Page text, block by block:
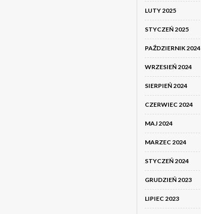
LUTY 2025
STYCZEŃ 2025
PAŹDZIERNIK 2024
WRZESIEŃ 2024
SIERPIEŃ 2024
CZERWIEC 2024
MAJ 2024
MARZEC 2024
STYCZEŃ 2024
GRUDZIEŃ 2023
LIPIEC 2023